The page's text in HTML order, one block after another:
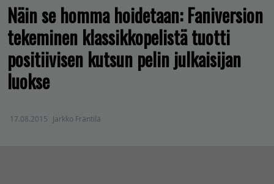
Näin se homma hoidetaan: Faniversion
tekeminen klassikkopelistä tuotti
positiivisen kutsun pelin julkaisijan
luokse
17.08.2015 Jarkko Fräntilä